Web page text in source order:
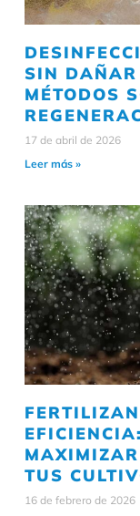
SIN
MÉTODOS
17 de abril de 2026
Leer más »
TUS
16 de febrero de 2026